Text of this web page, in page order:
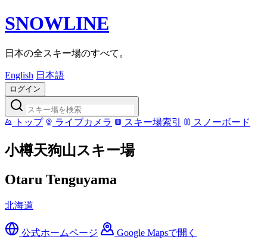
SNOWLINE
日本の全スキー場のすべて。
English 日本語
ログイン
トップ ライブカメラ スキー場索引 スノーボード
小樽天狗山スキー場
Otaru Tenguyama
北海道
公式ホームページ Google Mapsで開く